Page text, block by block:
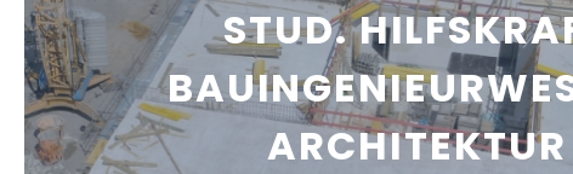
STUD.
ARCHITEKTUR